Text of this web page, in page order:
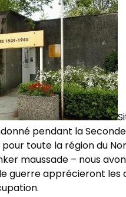
pendant la
toute la région du
maussade – nous
guerre apprécieront les